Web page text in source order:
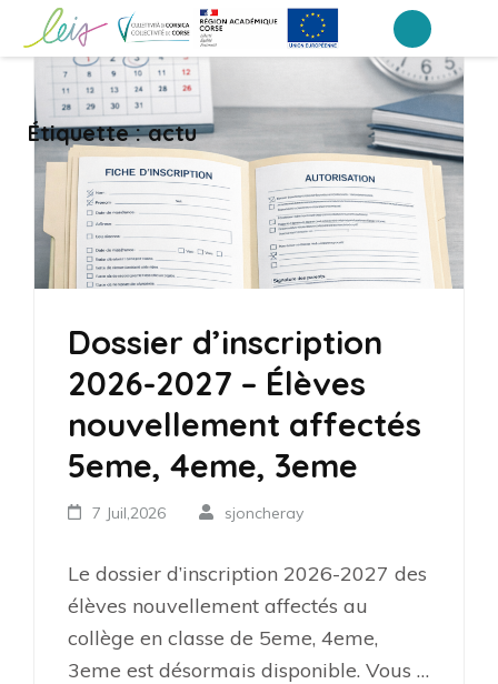
contenu
(Pressez
Entrée)
Collège Laetitia Bonaparte – Ajaccio
Étiquette :actu
Dossier d’inscription
2026-2027 – Élèves
nouvellement affectés
5eme, 4eme, 3eme
7 Juil,2026 sjoncheray
Le dossier d’inscription 2026-2027 des
élèves nouvellement affectés au
collège en classe de 5eme, 4eme,
3eme est désormais disponible. Vous …